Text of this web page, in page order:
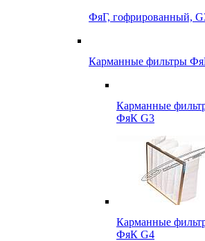
ФяГ, гофрированный,
Карманные фильтры
Карманные
ФяК G3
Карманные
ФяК G4